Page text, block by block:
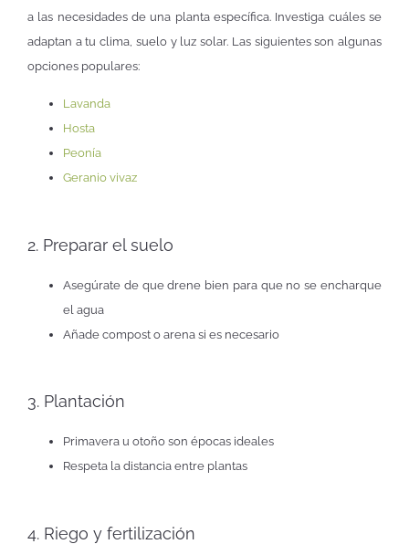
a las necesidades de una planta específica. Investiga cuáles se
adaptan a tu clima, suelo y luz solar. Las siguientes son algunas
opciones populares:
Lavanda
Hosta
Peonía
Geranio vivaz
2. Preparar el suelo
Asegúrate de que drene bien para que no se encharque
el agua
Añade compost o arena si es necesario
3. Plantación
Primavera u otoño son épocas ideales
Respeta la distancia entre plantas
4. Riego y fertilización